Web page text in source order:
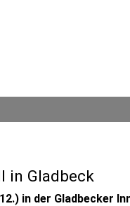
in Gladbeck
in der Gladbecker